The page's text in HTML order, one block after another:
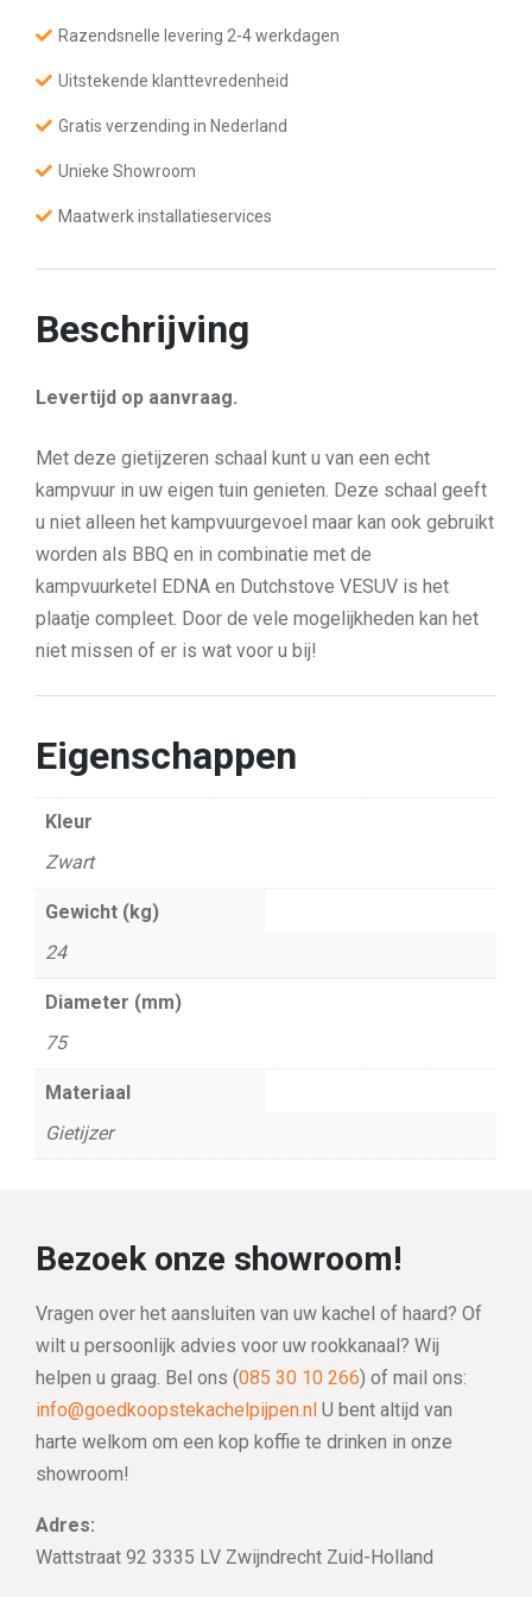
u
s
a
l
d
a
a
Razendsnelle levering 2-4 werkdagen
Uitstekende klanttevredenheid
Gratis verzending in Nederland
Unieke Showroom
Maatwerk installatieservices
Beschrijving
Levertijd op aanvraag.
Met deze gietijzeren schaal kunt u van een echt
kampvuur in uw eigen tuin genieten. Deze schaal geeft
u niet alleen het kampvuurgevoel maar kan ook gebruikt
worden als BBQ en in combinatie met de
kampvuurketel EDNA en Dutchstove VESUV is het
plaatje compleet. Door de vele mogelijkheden kan het
niet missen of er is wat voor u bij!
Eigenschappen
Kleur
Zwart
Gewicht (kg)
24
Diameter (mm)
75
Materiaal
Gietijzer
Bezoek onze showroom!
Vragen over het aansluiten van uw kachel of haard? Of
wilt u persoonlijk advies voor uw rookkanaal? Wij
helpen u graag. Bel ons (085 30 10 266) of mail ons:
info@goedkoopstekachelpijpen.nl U bent altijd van
harte welkom om een kop koffie te drinken in onze
showroom!
Adres:
Wattstraat 92 3335 LV Zwijndrecht Zuid-Holland